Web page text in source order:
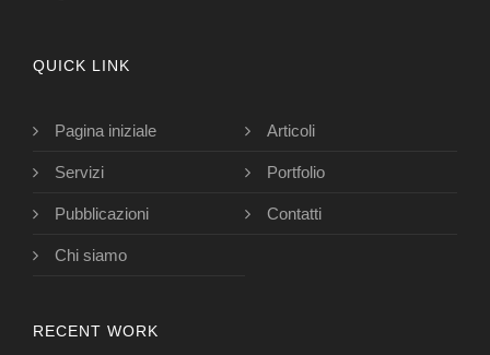
QUICK LINK
Pagina iniziale Articoli
Servizi Portfolio
Pubblicazioni Contatti
Chi siamo
RECENT WORK